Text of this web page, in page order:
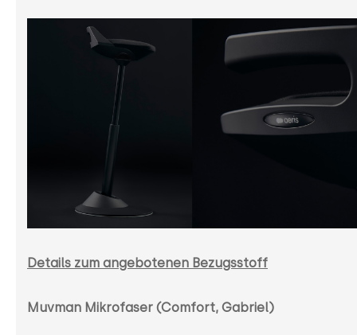
Details zum angebotenen Bezugsstoff
Muvman Mikrofaser (Comfort, Gabriel)